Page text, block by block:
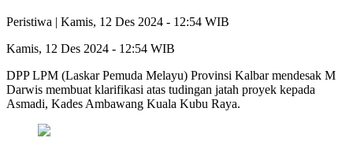
Peristiwa | Kamis, 12 Des 2024 - 12:54 WIB
Kamis, 12 Des 2024 - 12:54 WIB
DPP LPM (Laskar Pemuda Melayu) Provinsi Kalbar mendesak M
Darwis membuat klarifikasi atas tudingan jatah proyek kepada
Asmadi, Kades Ambawang Kuala Kubu Raya.